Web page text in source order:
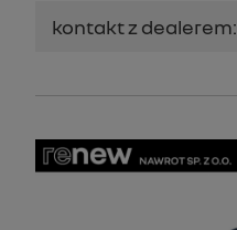
kontakt z dealerem: